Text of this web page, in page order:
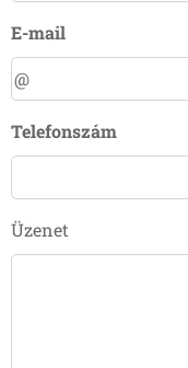
E-mail
Telefonszám
Üzenet